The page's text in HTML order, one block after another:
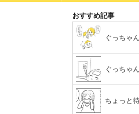
おすすめ記事
ぐっちゃ
ぐっちゃ
ちょっと